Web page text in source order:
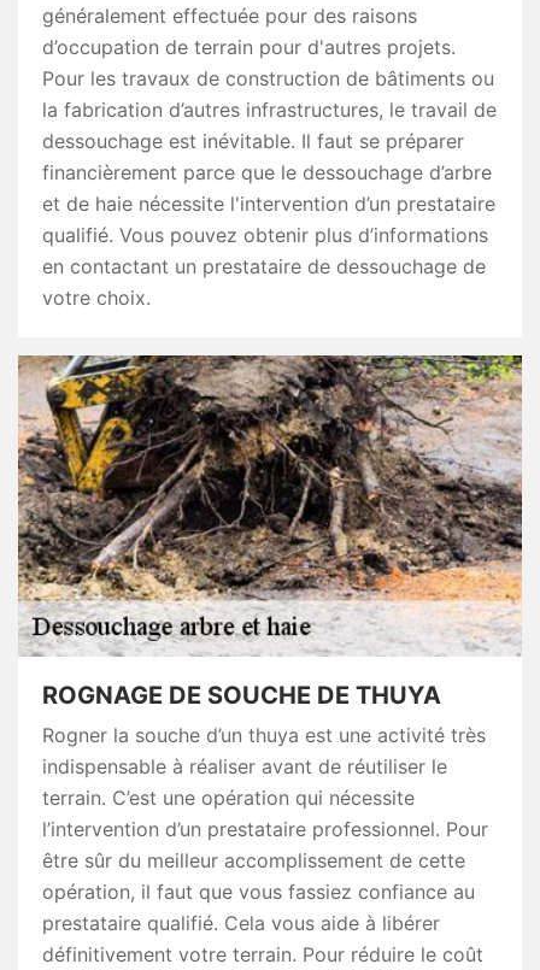
généralement effectuée pour des raisons
d’occupation de terrain pour d'autres projets.
Pour les travaux de construction de bâtiments ou
la fabrication d’autres infrastructures, le travail de
dessouchage est inévitable. Il faut se préparer
financièrement parce que le dessouchage d’arbre
et de haie nécessite l'intervention d’un prestataire
qualifié. Vous pouvez obtenir plus d’informations
en contactant un prestataire de dessouchage de
votre choix.
ROGNAGE DE SOUCHE DE THUYA
Rogner la souche d’un thuya est une activité très
indispensable à réaliser avant de réutiliser le
terrain. C’est une opération qui nécessite
l’intervention d’un prestataire professionnel. Pour
être sûr du meilleur accomplissement de cette
opération, il faut que vous fassiez confiance au
prestataire qualifié. Cela vous aide à libérer
définitivement votre terrain. Pour réduire le coût